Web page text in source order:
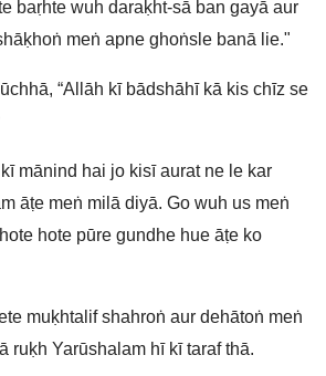
baṛhte wuh daraḳht-sā ban gayā aur
meṅ apne ghoṅsle banā lie."
“Allāh kī bādshāhī kā kis chīz se
mānind hai jo kisī aurat ne le kar
āṭe meṅ milā diyā. Go wuh us meṅ
hote pūre gundhe hue āṭe ko
muḳhtalif shahroṅ aur dehātoṅ meṅ
ruḳh Yarūshalam hī kī taraf thā.